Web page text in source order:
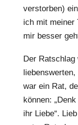
verstorben)
ich mit meiner
mir besser
Der
war ein Rat,
können:
ihr Liebe“.